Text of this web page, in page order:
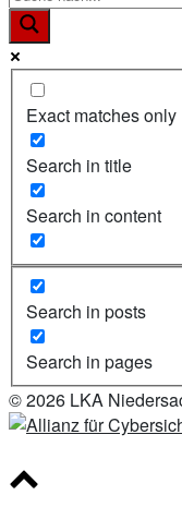
Exact matches only
Search in title
Search in content
Search in posts
Search in pages
© 2026 LKA
Scroll